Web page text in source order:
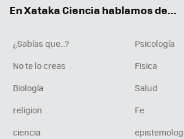
En Xataka Ciencia hablamos de...
¿Sabías que...?
Psicología
No te lo creas
Física
Biología
Salud
religion
Fe
ciencia